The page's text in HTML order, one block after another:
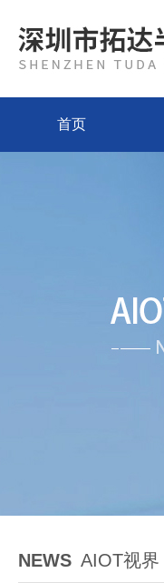
首页
NEWS AIOT视界